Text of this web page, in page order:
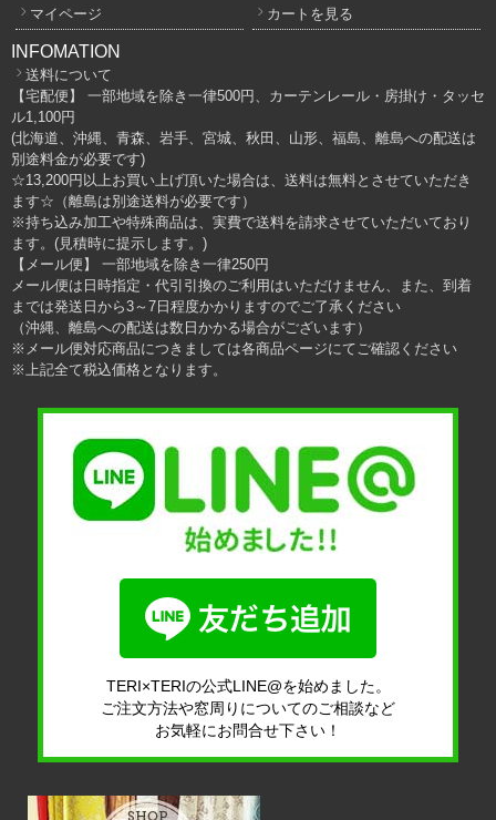
マイページ カートを見る
INFOMATION
送料について
【宅配便】 一部地域を除き一律500円、カーテンレール・房掛け・タッセ
ル1,100円
(北海道、沖縄、青森、岩手、宮城、秋田、山形、福島、離島への配送は
別途料金が必要です)
☆13,200円以上お買い上げ頂いた場合は、送料は無料とさせていただき
ます☆（離島は別途送料が必要です）
※持ち込み加工や特殊商品は、実費で送料を請求させていただいており
ます。(見積時に提示します。)
【メール便】 一部地域を除き一律250円
メール便は日時指定・代引引換のご利用はいただけません、また、到着
までは発送日から3～7日程度かかりますのでご了承ください
（沖縄、離島への配送は数日かかる場合がございます）
※メール便対応商品につきましては各商品ページにてご確認ください
※上記全て税込価格となります。
TERI×TERIの公式LINE@を始めました。
ご注文方法や窓周りについてのご相談など
お気軽にお問合せ下さい！